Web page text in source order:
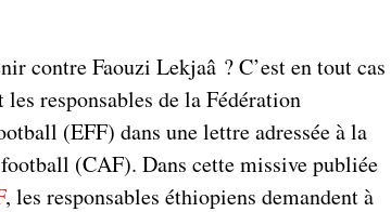
contre Faouzi Lekjaâ ? C’est en tout cas
les responsables de la Fédération
(EFF) dans une lettre adressée à la
(CAF). Dans cette missive publiée
, les responsables éthiopiens demandent à